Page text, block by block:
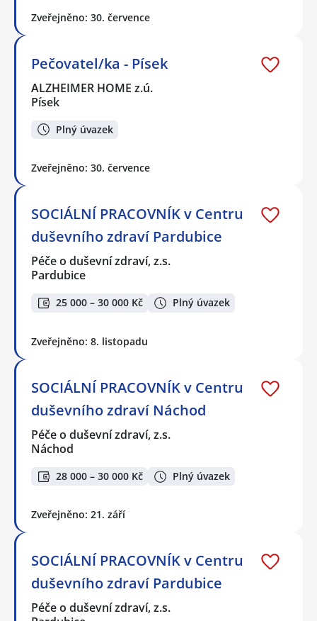
Zveřejněno: 30. července
Pečovatel/ka - Písek
ALZHEIMER HOME z.ú.
Písek
Plný úvazek
Zveřejněno: 30. července
SOCIÁLNÍ PRACOVNÍK v Centru
duševního zdraví Pardubice
Péče o duševní zdraví, z.s.
Pardubice
25 000 – 30 000 Kč Plný úvazek
Zveřejněno: 8. listopadu
SOCIÁLNÍ PRACOVNÍK v Centru
duševního zdraví Náchod
Péče o duševní zdraví, z.s.
Náchod
28 000 – 30 000 Kč Plný úvazek
Zveřejněno: 21. září
SOCIÁLNÍ PRACOVNÍK v Centru
duševního zdraví Pardubice
Péče o duševní zdraví, z.s.